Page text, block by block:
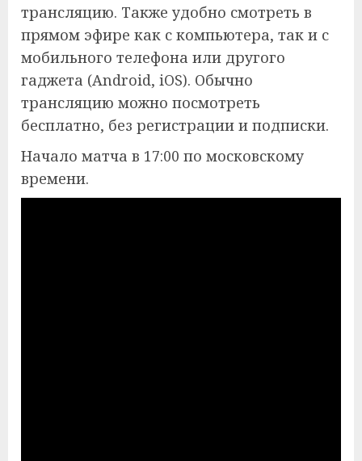
трансляцию. Также удобно смотреть в
прямом эфире как с компьютера, так и с
мобильного телефона или другого
гаджета (Android, iOS). Обычно
трансляцию можно посмотреть
бесплатно, без регистрации и подписки.
Начало матча в 17:00 по московскому
времени.